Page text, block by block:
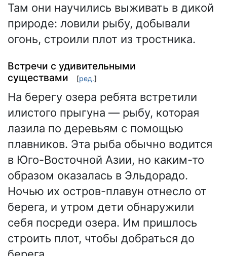
Там они научились выживать в дикой
природе: ловили рыбу, добывали
огонь, строили плот из тростника.
Встречи с удивительными
существами
[ред.]
На берегу озера ребята встретили
илистого прыгуна — рыбу, которая
лазила по деревьям с помощью
плавников. Эта рыба обычно водится
в Юго-Восточной Азии, но каким-то
образом оказалась в Эльдорадо.
Ночью их остров-плавун отнесло от
берега, и утром дети обнаружили
себя посреди озера. Им пришлось
строить плот, чтобы добраться до